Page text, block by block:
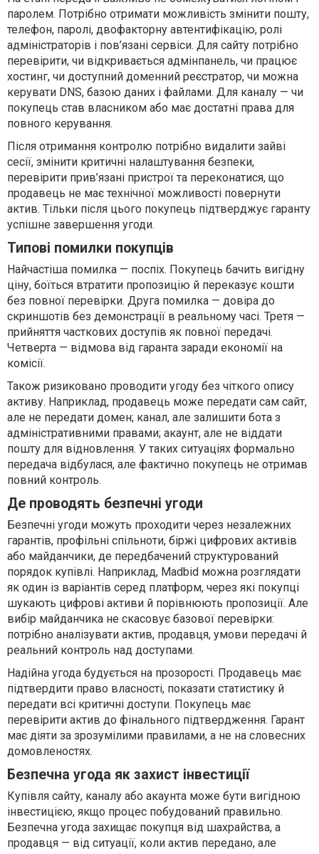
паролем. Потрібно отримати можливість змінити пошту,
телефон, паролі, двофакторну автентифікацію, ролі
адміністраторів і пов’язані сервіси. Для сайту потрібно
перевірити, чи відкривається адмінпанель, чи працює
хостинг, чи доступний доменний реєстратор, чи можна
керувати DNS, базою даних і файлами. Для каналу — чи
покупець став власником або має достатні права для
повного керування.
Після отримання контролю потрібно видалити зайві
сесії, змінити критичні налаштування безпеки,
перевірити прив’язані пристрої та переконатися, що
продавець не має технічної можливості повернути
актив. Тільки після цього покупець підтверджує гаранту
успішне завершення угоди.
Типові помилки покупців
Найчастіша помилка — поспіх. Покупець бачить вигідну
ціну, боїться втратити пропозицію й переказує кошти
без повної перевірки. Друга помилка — довіра до
скриншотів без демонстрації в реальному часі. Третя —
прийняття часткових доступів як повної передачі.
Четверта — відмова від гаранта заради економії на
комісії.
Також ризиковано проводити угоду без чіткого опису
активу. Наприклад, продавець може передати сам сайт,
але не передати домен; канал, але залишити бота з
адміністративними правами; акаунт, але не віддати
пошту для відновлення. У таких ситуаціях формально
передача відбулася, але фактично покупець не отримав
повний контроль.
Де проводять безпечні угоди
Безпечні угоди можуть проходити через незалежних
гарантів, профільні спільноти, біржі цифрових активів
або майданчики, де передбачений структурований
порядок купівлі. Наприклад, Madbid можна розглядати
як один із варіантів серед платформ, через які покупці
шукають цифрові активи й порівнюють пропозиції. Але
вибір майданчика не скасовує базової перевірки:
потрібно аналізувати актив, продавця, умови передачі й
реальний контроль над доступами.
Надійна угода будується на прозорості. Продавець має
підтвердити право власності, показати статистику й
передати всі критичні доступи. Покупець має
перевірити актив до фінального підтвердження. Гарант
має діяти за зрозумілими правилами, а не на словесних
домовленостях.
Безпечна угода як захист інвестиції
Купівля сайту, каналу або акаунта може бути вигідною
інвестицією, якщо процес побудований правильно.
Безпечна угода захищає покупця від шахрайства, а
продавця — від ситуації, коли актив передано, але